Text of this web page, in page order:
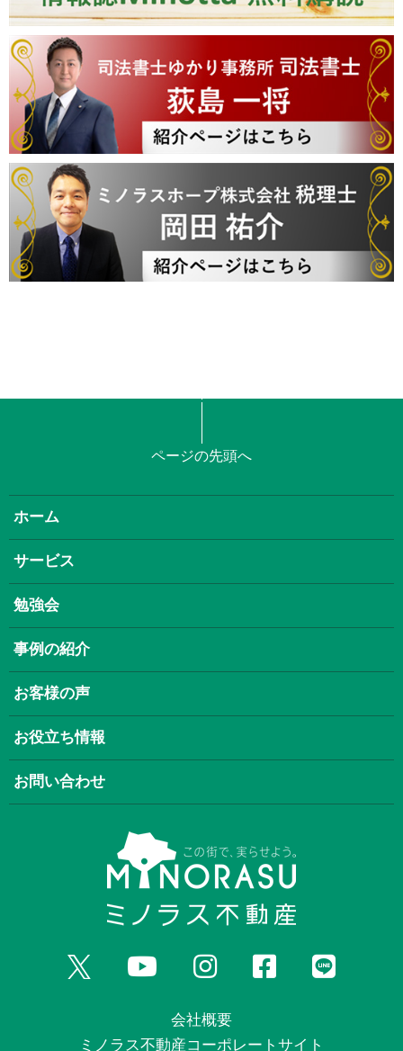
ページの先頭へ
ホーム
サービス
勉強会
事例の紹介
お客様の声
お役立ち情報
お問い合わせ
会社概要
ミノラス不動産コーポレートサイト